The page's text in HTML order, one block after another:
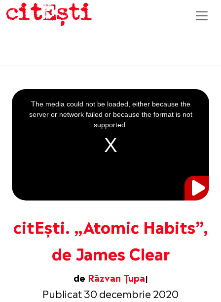
citEști. „Atomic Habits”,
de James Clear
de Răzvan Țupa
Publicat 30 decembrie 2020
This
is
a
The media could not be loaded, either because the
server or network failed or because the format is not
supported.